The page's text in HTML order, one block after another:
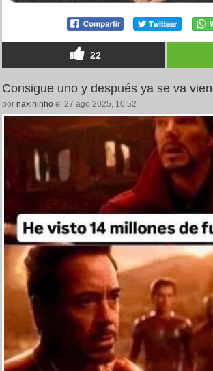
22
Consigue uno y después ya se va
por naxininho el 27 ago 2025, 10:52